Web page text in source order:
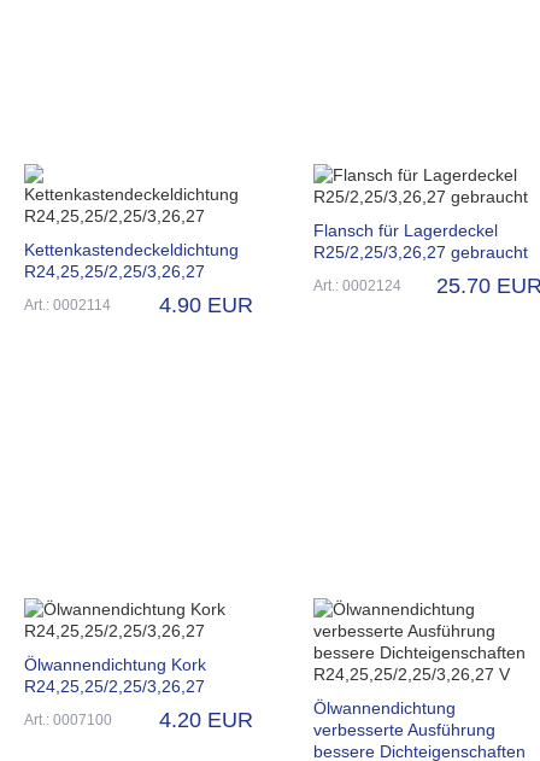
Kettenkastendeckeldichtung
R24,25,25/2,25/3,26,27
Art.: 0002114 4.90 EUR
Flansch für Lagerdeckel
R25/2,25/3,26,27 gebraucht
Art.: 0002124 25.70
Ölwannendichtung Kork
R24,25,25/2,25/3,26,27
Art.: 0007100 4.20 EUR
Ölwannendichtung
verbesserte Ausführung
bessere Dichteigenschaften